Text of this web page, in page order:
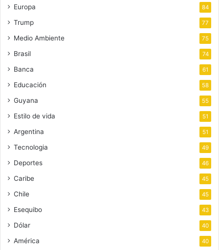
Europa 84
Trump 77
Medio Ambiente 75
Brasil 74
Banca 61
Educación 58
Guyana 55
Estilo de vida 51
Argentina 51
Tecnologia 49
Deportes 46
Caribe 45
Chile 45
Esequibo 43
Dólar 40
América 40